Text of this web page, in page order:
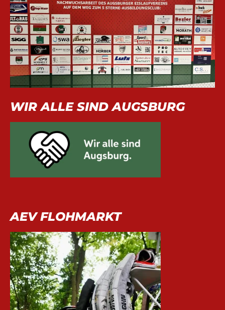
WIR ALLE SIND AUGSBURG
AEV FLOHMARKT